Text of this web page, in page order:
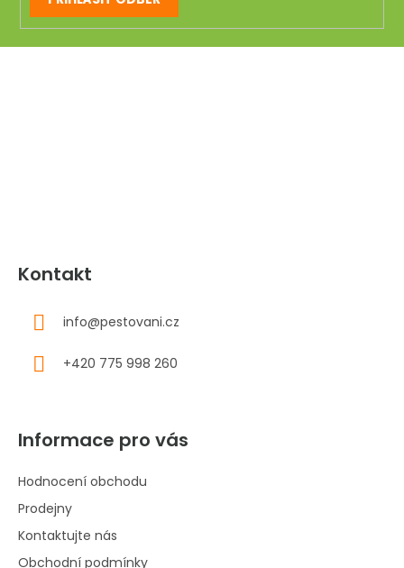
Kontakt
info@pestovani.cz
+420 775 998 260
Informace pro vás
Hodnocení obchodu
Prodejny
Kontaktujte nás
Obchodní podmínky